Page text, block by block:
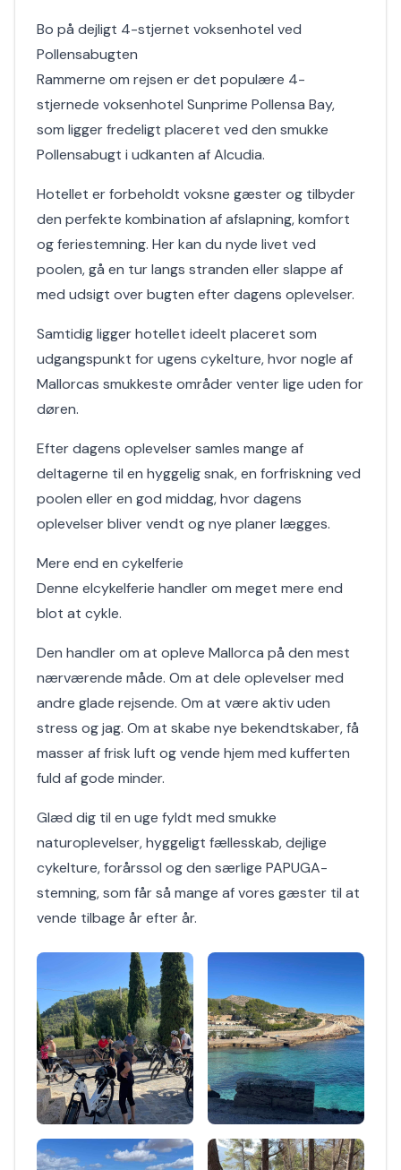
Bo på dejligt 4-stjernet voksenhotel ved
Pollensabugten
Rammerne om rejsen er det populære 4-
stjernede voksenhotel Sunprime Pollensa Bay,
som ligger fredeligt placeret ved den smukke
Pollensabugt i udkanten af Alcudia.
Hotellet er forbeholdt voksne gæster og tilbyder
den perfekte kombination af afslapning, komfort
og feriestemning. Her kan du nyde livet ved
poolen, gå en tur langs stranden eller slappe af
med udsigt over bugten efter dagens oplevelser.
Samtidig ligger hotellet ideelt placeret som
udgangspunkt for ugens cykelture, hvor nogle af
Mallorcas smukkeste områder venter lige uden for
døren.
Efter dagens oplevelser samles mange af
deltagerne til en hyggelig snak, en forfriskning ved
poolen eller en god middag, hvor dagens
oplevelser bliver vendt og nye planer lægges.
Mere end en cykelferie
Denne elcykelferie handler om meget mere end
blot at cykle.
Den handler om at opleve Mallorca på den mest
nærværende måde. Om at dele oplevelser med
andre glade rejsende. Om at være aktiv uden
stress og jag. Om at skabe nye bekendtskaber, få
masser af frisk luft og vende hjem med kufferten
fuld af gode minder.
Glæd dig til en uge fyldt med smukke
naturoplevelser, hyggeligt fællesskab, dejlige
cykelture, forårssol og den særlige PAPUGA-
stemning, som får så mange af vores gæster til at
vende tilbage år efter år.